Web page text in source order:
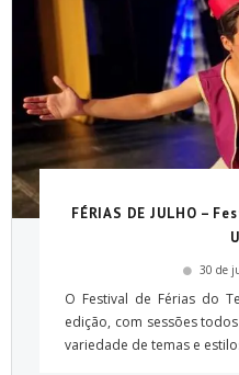
FÉRIAS DE JULHO –
30 de
O Festival de Férias do
edição, com sessões
variedade de temas e